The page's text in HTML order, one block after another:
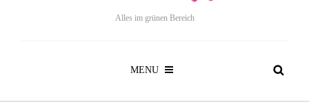
Alles im grünen Bereich
MENU